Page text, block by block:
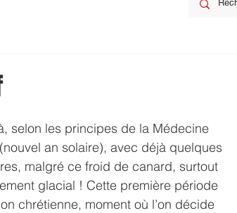
selon les principes de la Médecine
an solaire), avec déjà quelques
malgré ce froid de canard, surtout
glacial ! Cette première période
chrétienne, moment où l’on décide